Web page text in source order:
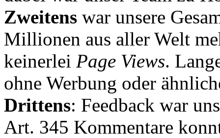
Zweitens war unsere
Millionen aus aller Welt
keinerlei Page Views.
ohne Werbung oder
Drittens: Feedback war
Art. 345 Kommentare